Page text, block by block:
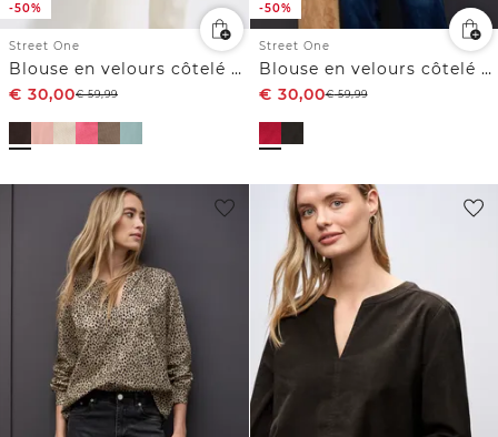
-50%
Street One
Blouse en velours côtelé avec détails à volants
€ 30,00€59,99
-50%
Street One
Blouse en velours côtelé en couleur unie
€ 30,00€59,99